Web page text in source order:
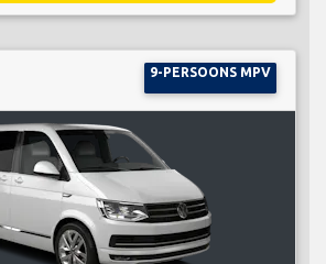
9-PERSOONS MPV